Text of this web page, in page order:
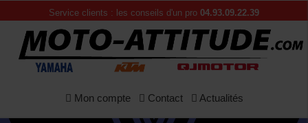
Service clients : les conseils d'un pro 04.93.09.22.39
Mon compte Contact Actualités